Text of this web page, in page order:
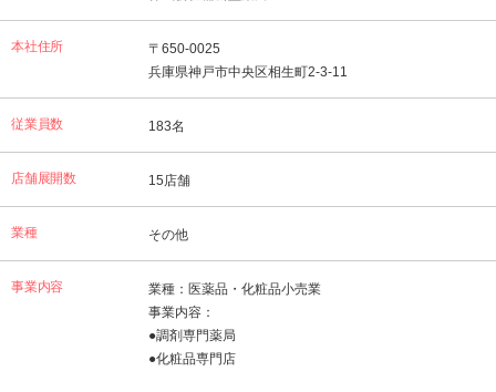
本社住所
〒650-0025
兵庫県神戸市中央区相生町2-3-11
従業員数 183名
店舗展開数 15店舗
業種 その他
事業内容
業種：医薬品・化粧品小売業
事業内容：
●調剤専門薬局
●化粧品専門店